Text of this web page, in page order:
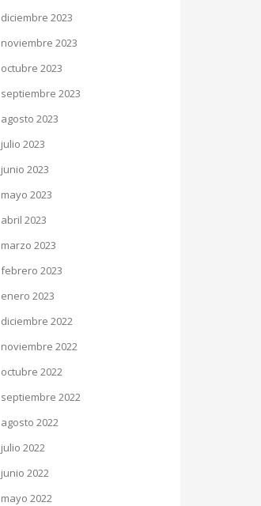
diciembre 2023
noviembre 2023
octubre 2023
septiembre 2023
agosto 2023
julio 2023
junio 2023
mayo 2023
abril 2023
marzo 2023
febrero 2023
enero 2023
diciembre 2022
noviembre 2022
octubre 2022
septiembre 2022
agosto 2022
julio 2022
junio 2022
mayo 2022